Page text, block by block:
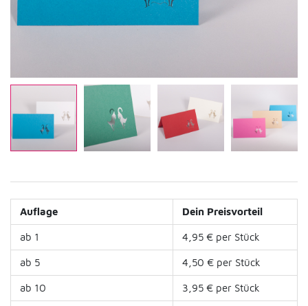
Auflage Dein Preisvorteil
ab 1 4,95 € per Stück
ab 5 4,50 € per Stück
ab 10 3,95 € per Stück